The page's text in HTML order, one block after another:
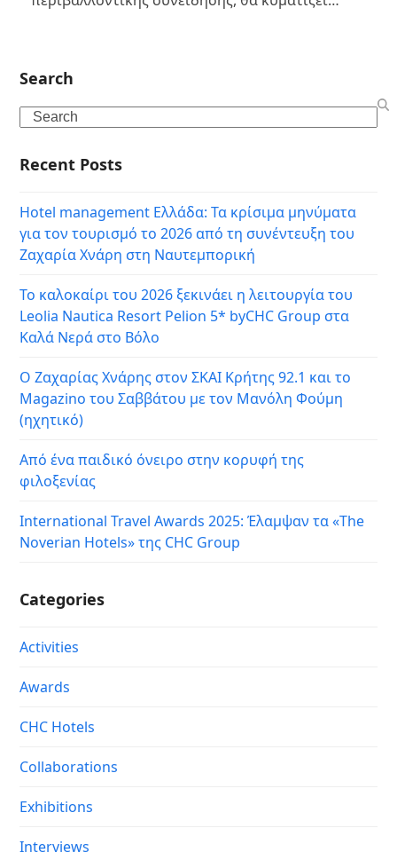
Search
Search
Recent Posts
Hotel management Ελλάδα: Τα κρίσιμα μηνύματα
για τον τουρισμό το 2026 από τη συνέντευξη του
Ζαχαρία Χνάρη στη Ναυτεμπορική
Το καλοκαίρι του 2026 ξεκινάει η λειτουργία του
Leolia Nautica Resort Pelion 5* byCHC Group στα
Καλά Νερά στο Βόλο
Ο Ζαχαρίας Χνάρης στον ΣΚΑΙ Κρήτης 92.1 και το
Magazino του Σαββάτου με τον Μανόλη Φούμη
(ηχητικό)
Από ένα παιδικό όνειρο στην κορυφή της
φιλοξενίας
International Travel Awards 2025: Έλαμψαν τα «The
Noverian Hotels» της CHC Group
Categories
Activities
Awards
CHC Hotels
Collaborations
Exhibitions
Interviews